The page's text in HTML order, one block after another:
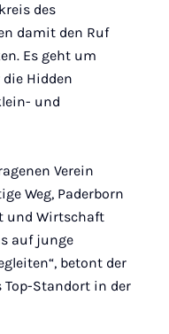
des
damit den Ruf
Es geht um
Hidden
und
Verein
Weg, Paderborn
und Wirtschaft
auf junge
betont der
Top-Standort in der